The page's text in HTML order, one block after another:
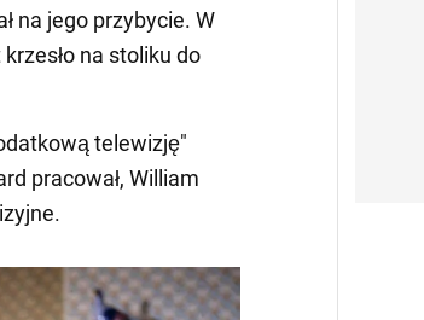
na jego przybycie. W
na stoliku do
telewizję"
pracował, William